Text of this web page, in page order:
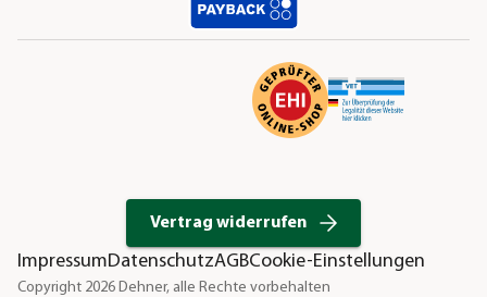
Vertrag widerrufen
ImpressumDatenschutzAGBCookie-Einstellungen
Copyright 2026 Dehner, alle Rechte vorbehalten